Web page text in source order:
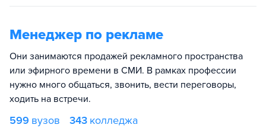
Менеджер по рекламе
Они занимаются продажей рекламного пространства
или эфирного времени в СМИ. В рамках профессии
нужно много общаться, звонить, вести переговоры,
ходить на встречи.
599 вузов 343 колледжа